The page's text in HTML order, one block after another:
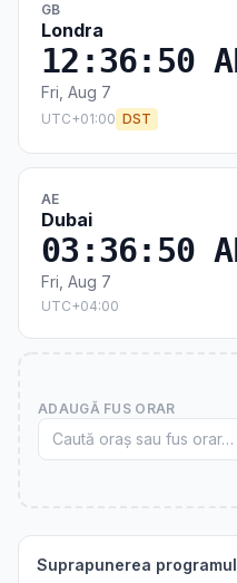
GB
Londra
12:36:51
Fri, Aug 7
UTC+01:00 DST
AE
Dubai
03:36:51
Fri, Aug 7
UTC+04:00
ADAUGĂ FUS ORAR
Suprapunerea